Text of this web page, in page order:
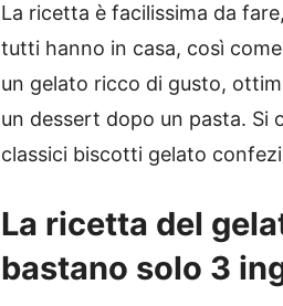
La ricetta è facilissima da
tutti hanno in casa, così
un gelato ricco di gusto,
un dessert dopo un pasta. Si
classici biscotti gelato
La ricetta del
bastano solo 3